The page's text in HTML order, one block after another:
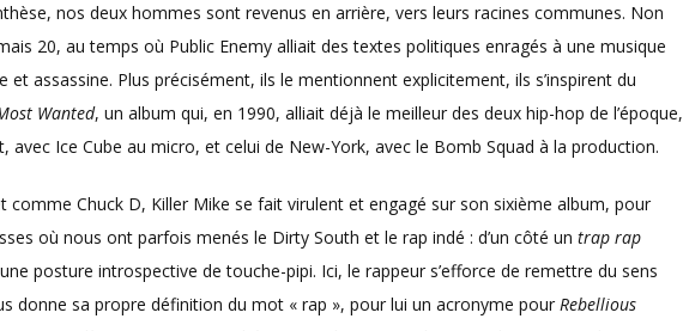
nos deux hommes sont revenus en arrière, vers leurs racines communes. Non
20, au temps où Public Enemy alliait des textes politiques enragés à une musique
et assassine. Plus précisément, ils le mentionnent explicitement, ils s’inspirent du
Wanted, un album qui, en 1990, alliait déjà le meilleur des deux hip-hop de l’époque,
avec Ice Cube au micro, et celui de New-York, avec le Bomb Squad à la production.
comme Chuck D, Killer Mike se fait virulent et engagé sur son sixième album, pour
où nous ont parfois menés le Dirty South et le rap indé : d’un côté un trap rap
posture introspective de touche-pipi. Ici, le rappeur s’efforce de remettre du sens
donne sa propre définition du mot « rap », pour lui un acronyme pour Rebellious